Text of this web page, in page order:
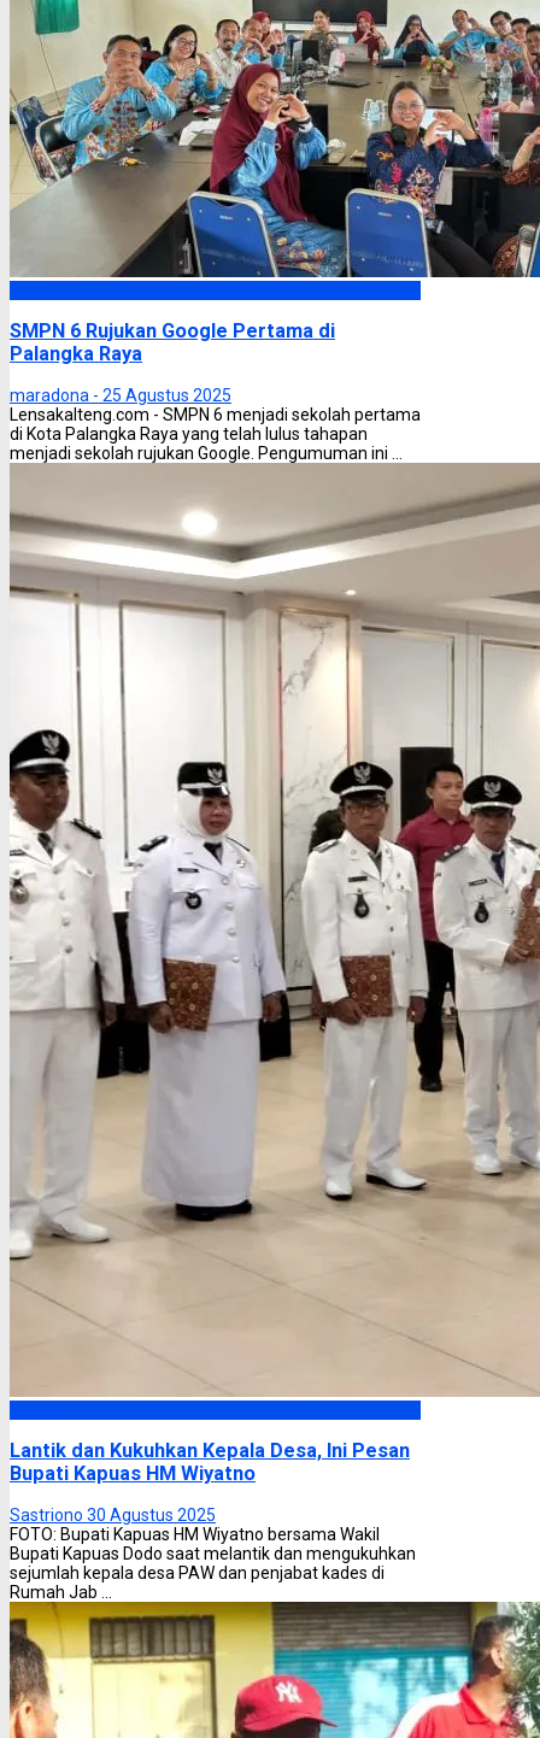
SMPN 6 Rujukan Google Pertama di
Palangka Raya
maradona - 25 Agustus 2025
Lensakalteng.com - SMPN 6 menjadi sekolah pertama
di Kota Palangka Raya yang telah lulus tahapan
menjadi sekolah rujukan Google. Pengumuman ini ...
Lantik dan Kukuhkan Kepala Desa, Ini Pesan
Bupati Kapuas HM Wiyatno
Sastriono 30 Agustus 2025
FOTO: Bupati Kapuas HM Wiyatno bersama Wakil
Bupati Kapuas Dodo saat melantik dan mengukuhkan
sejumlah kepala desa PAW dan penjabat kades di
Rumah Jab ...